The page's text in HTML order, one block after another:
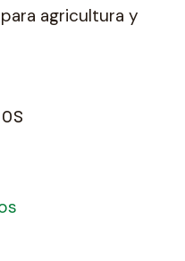
agricultura y